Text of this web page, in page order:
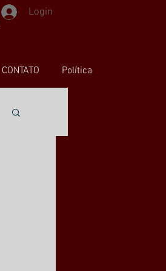
Login
CONTATO Política